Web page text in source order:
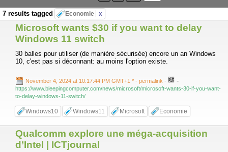
7 results tagged Economie x
Microsoft wants $30 if you want to delay
Windows 11 switch
30 balles pour utiliser (de manière sécurisée) encore un an Windows
10, c'est pas si déconnant: au moins l'option existe.
November 4, 2024 at 10:17:44 PM GMT+1 * - permalink - -
https://www.bleepingcomputer.com/news/microsoft/microsoft-wants-30-if-you-want-
to-delay-windows-11-switch/
Windows10 Windows11 Microsoft Economie
Qualcomm explore une méga-acquisition
d’Intel | ICTjournal